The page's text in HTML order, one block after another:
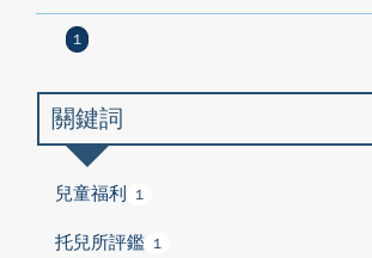
1
關鍵詞
兒童福利 1
托兒所評鑑 1